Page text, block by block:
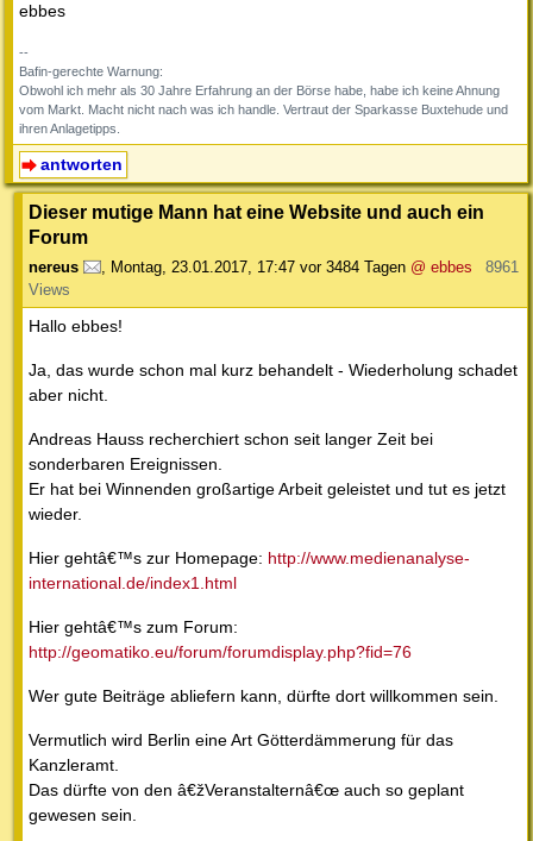
ebbes
--
Bafin-gerechte Warnung:
Obwohl ich mehr als 30 Jahre Erfahrung an der Börse habe, habe ich keine Ahnung
vom Markt. Macht nicht nach was ich handle. Vertraut der Sparkasse Buxtehude und
ihren Anlagetipps.
antworten
Dieser mutige Mann hat eine Website und auch ein
Forum
nereus , Montag, 23.01.2017, 17:47 vor 3484 Tagen @ ebbes
8961
Views
Hallo ebbes!
Ja, das wurde schon mal kurz behandelt - Wiederholung schadet
aber nicht.
Andreas Hauss recherchiert schon seit langer Zeit bei
sonderbaren Ereignissen.
Er hat bei Winnenden großartige Arbeit geleistet und tut es jetzt
wieder.
Hier gehtâ€™s zur Homepage: http://www.medienanalyse-
international.de/index1.html
Hier gehtâ€™s zum Forum:
http://geomatiko.eu/forum/forumdisplay.php?fid=76
Wer gute Beiträge abliefern kann, dürfte dort willkommen sein.
Vermutlich wird Berlin eine Art Götterdämmerung für das
Kanzleramt.
Das dürfte von den â€žVeranstalternâ€œ auch so geplant
gewesen sein.